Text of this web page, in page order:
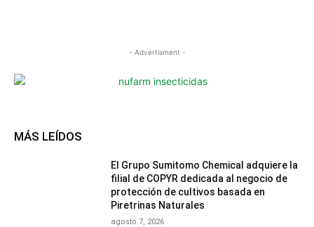
- Advertisment -
MÁS LEÍDOS
El Grupo Sumitomo Chemical adquiere la
filial de COPYR dedicada al negocio de
protección de cultivos basada en
Piretrinas Naturales
agosto 7, 2026